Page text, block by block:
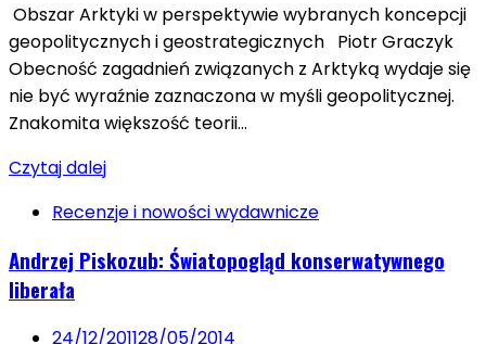
Obszar Arktyki w perspektywie wybranych koncepcji
geopolitycznych i geostrategicznych Piotr Graczyk
Obecność zagadnień związanych z Arktyką wydaje się
nie być wyraźnie zaznaczona w myśli geopolitycznej.
Znakomita większość teorii…
Czytaj dalej
Recenzje i nowości wydawnicze
Andrzej Piskozub: Światopogląd konserwatywnego
liberała
24/12/201128/05/2014